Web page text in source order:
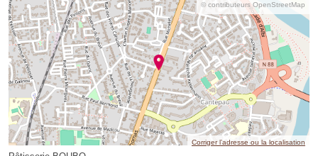
© contributeurs OpenStreetMap
Corriger l’adresse ou la localisation